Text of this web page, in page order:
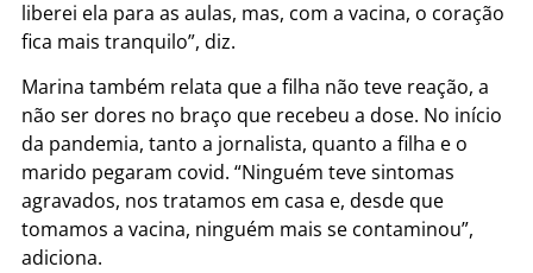
liberei ela para as aulas, mas, com a vacina, o coração
fica mais tranquilo”, diz.
Marina também relata que a filha não teve reação, a
não ser dores no braço que recebeu a dose. No início
da pandemia, tanto a jornalista, quanto a filha e o
marido pegaram covid. “Ninguém teve sintomas
agravados, nos tratamos em casa e, desde que
tomamos a vacina, ninguém mais se contaminou”,
adiciona.